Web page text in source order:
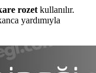
rozet kullanılır.
yardımıyla